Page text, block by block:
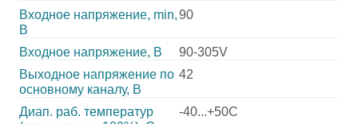
Входное напряжение, min,
В
90
Входное напряжение, В
90-305V
Выходное напряжение по
основному каналу, В
42
Диап. раб. температур
-40...+50C